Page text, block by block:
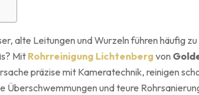
alte Leitungen und Wurzeln führen häufig
MitRohrreinigung Lichtenberg von
präzise mit Kameratechnik, reinigen
und teure